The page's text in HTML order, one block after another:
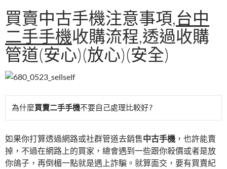
買賣中古手機注意事項,台中
二手手機收購流程,透過收購
管道(安心)(放心)(安全)
為什麼買賣二手手機不要自己處理比較好?
如果你打算透過網路或社群管道去銷售中古手機 ，也許能賣
掉，不過在網路上的買家，總會遇到一些跟你殺價或者是放
你鴿子，再倒楣一點就是遇上詐騙。就算面交，要有買賣紀